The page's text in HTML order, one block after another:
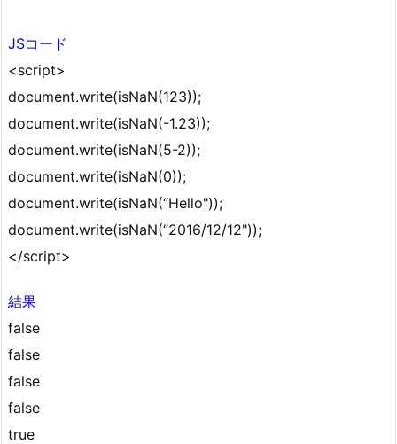
JSコード
<script>
document.write(isNaN(123));
document.write(isNaN(-1.23));
document.write(isNaN(5-2));
document.write(isNaN(0));
document.write(isNaN(“Hello"));
document.write(isNaN(“2016/12/12"));
</script>
結果
false
false
false
false
true